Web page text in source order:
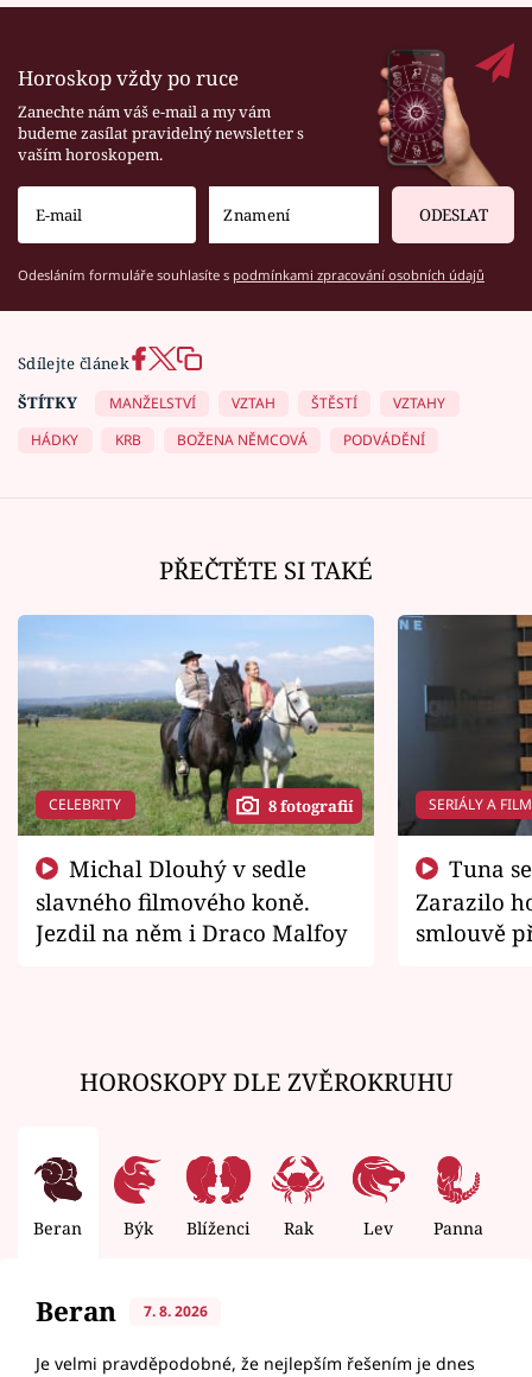
Horoskop vždy po ruce
Zanechte nám váš e-mail a my vám
budeme zasílat pravidelný newsletter s
vaším horoskopem.
ODESLAT
Odesláním formuláře souhlasíte s podmínkami zpracování osobních údajů
Sdílejte článek
ŠTÍTKY
MANŽELSTVÍ VZTAH ŠTĚSTÍ
VZTAHY
HÁDKY
KRB BOŽENA NĚMCOVÁ PODVÁDĚNÍ
PŘEČTĚTE SI TAKÉ
CELEBRITY 8 fotografií
slavného filmového koně.
Jezdil na něm i Draco Malfoy
SERIÁLY A
Zarazilo
smlouvě
HOROSKOPY DLE ZVĚROKRUHU
Beran Býk Blíženci Rak Lev Panna
Beran 7. 8. 2026
Je velmi pravděpodobné, že nejlepším řešením je dnes